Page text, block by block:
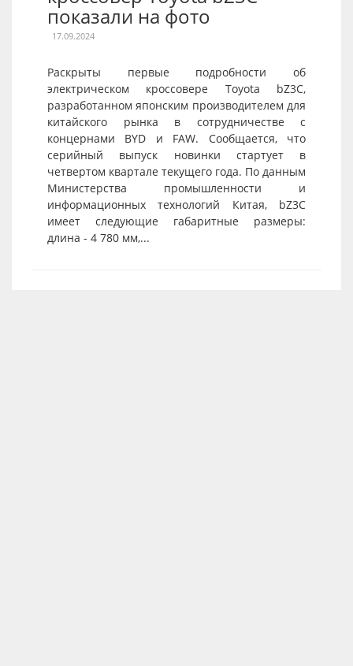
показали на фото
17.09.2024
Раскрыты первые подробности об
электрическом кроссовере Toyota bZ3C,
разработанном японским производителем для
китайского рынка в сотрудничестве с
концернами BYD и FAW. Сообщается, что
серийный выпуск новинки стартует в
четвертом квартале текущего года. По данным
Министерства промышленности и
информационных технологий Китая, bZ3C
имеет следующие габаритные размеры:
длина - 4 780 мм,...